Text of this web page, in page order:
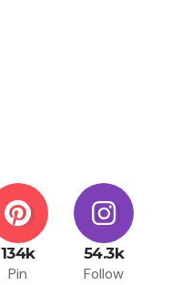
134k
Pin
54.3k
Follow